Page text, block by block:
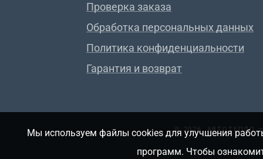
Проверка заказа
Обработка персональных данных
Политика конфиденциальности
Гарантия и возврат
© 2026, АВТОТЕПЛО
Мы используем файлы cookies для улучшения
программ. Чтобы